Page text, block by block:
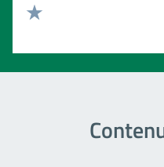
Valuta 2 stelle su 5